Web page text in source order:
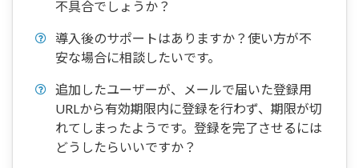
不具合でしょうか？
導入後のサポートはありますか？使い方が不
安な場合に相談したいです。
追加したユーザーが、メールで届いた登録用
URLから有効期限内に登録を行わず、期限が切
れてしまったようです。登録を完了させるには
どうしたらいいですか？